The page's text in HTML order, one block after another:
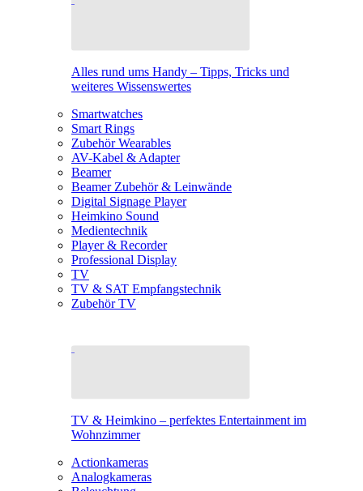
Alles rund ums Handy – Tipps, Tricks und
weiteres Wissenswertes
Smartwatches
Smart Rings
Zubehör Wearables
AV-Kabel & Adapter
Beamer
Beamer Zubehör & Leinwände
Digital Signage Player
Heimkino Sound
Medientechnik
Player & Recorder
Professional Display
TV
TV & SAT Empfangstechnik
Zubehör TV
TV & Heimkino – perfektes Entertainment im
Wohnzimmer
Actionkameras
Analogkameras